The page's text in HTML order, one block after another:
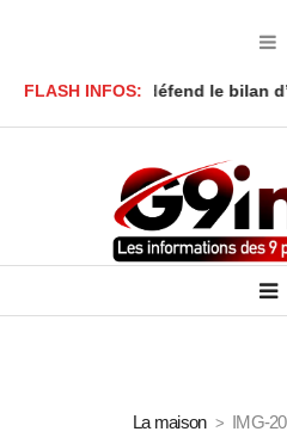
FLASH INFOS:
Foumboula défend le bilan
La maison IMG-